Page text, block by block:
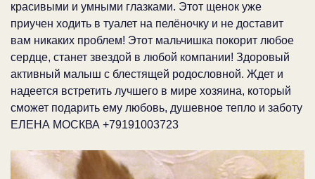
красивыми и умными глазками. Этот щенок уже
приучен ходить в туалет на пелёночку и не доставит
вам никаких проблем! Этот мальчишка покорит любое
сердце, станет звездой в любой компании! Здоровый
активный малыш с блестящей родословной. Ждет и
надеется встретить лучшего в мире хозяина, который
сможет подарить ему любовь, душевное тепло и заботу
ЕЛЕНА МОСКВА +79191003723